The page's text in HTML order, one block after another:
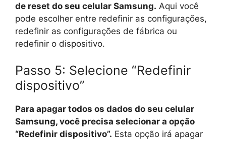
de reset do seu celular Samsung. Aqui você
pode escolher entre redefinir as configurações,
redefinir as configurações de fábrica ou
redefinir o dispositivo.
Passo 5: Selecione “Redefinir
dispositivo”
Para apagar todos os dados do seu celular
Samsung, você precisa selecionar a opção
“Redefinir dispositivo”. Esta opção irá apagar